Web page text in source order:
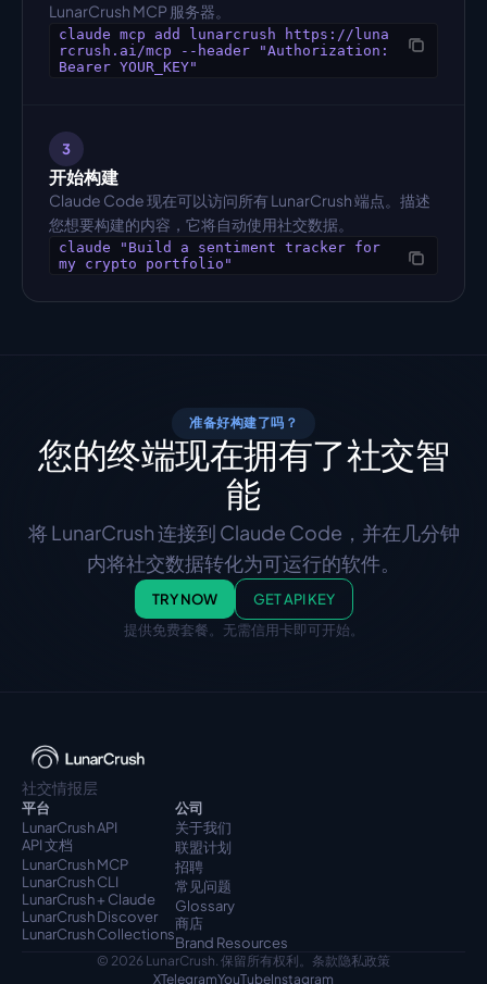
LunarCrush MCP 服务器。
claude mcp add lunarcrush https://luna
rcrush.ai/mcp --header "Authorization:
Bearer YOUR_KEY"
3
开始构建
Claude Code 现在可以访问所有 LunarCrush 端点。描述
您想要构建的内容，它将自动使用社交数据。
claude "Build a sentiment tracker for
my crypto portfolio"
准备好构建了吗？
您的终端现在拥有了社交智
能
将 LunarCrush 连接到 Claude Code，并在几分钟
内将社交数据转化为可运行的软件。
TRY NOW
GET API KEY
提供免费套餐。无需信用卡即可开始。
社交情报层
平台
LunarCrush API
API 文档
LunarCrush MCP
LunarCrush CLI
LunarCrush + Claude
LunarCrush Discover
LunarCrush Collections
公司
关于我们
联盟计划
招聘
常见问题
Glossary
商店
Brand Resources
© 2026 LunarCrush. 保留所有权利。 条款隐私政策
XTelegramYouTubeInstagram